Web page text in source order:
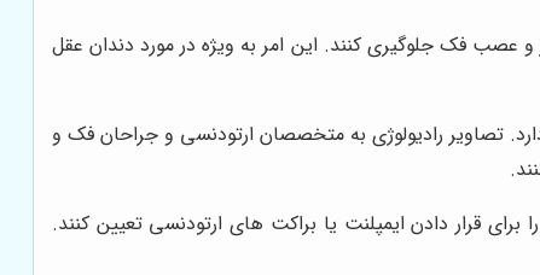
و عصب فک جلوگیری کنند. این امر به ویژه در مورد دندان عقل
تصاویر رادیولوژی به متخصصان ارتودنسی و جراحان فک و
برای قرار دادن ایمپلنت یا براکت های ارتودنسی تعیین کنند.